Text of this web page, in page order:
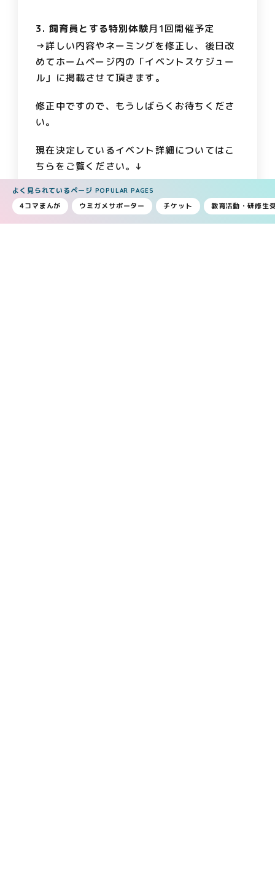
よく見られているページ POPULAR PAGES
4コマまんが ウミガメサポーター チケット 教育活動・研修生
3. 飼育員とする特別体験月1回開催予定
→詳しい内容やネーミングを修正し、後日改
めてホームページ内の「イベントスケジュー
ル」に掲載させて頂きます。
修正中ですので、もうしばらくお待ちくださ
い。
現在決定しているイベント詳細についてはこ
ちらをご覧ください。↓
https://x.com/caretta3/status/194926
2584340701463